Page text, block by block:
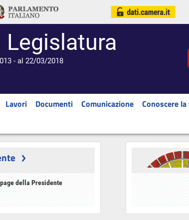
Legislatura
- al 22/03/2018
Lavori Documenti Comunicazione Conoscere la
della Presidente